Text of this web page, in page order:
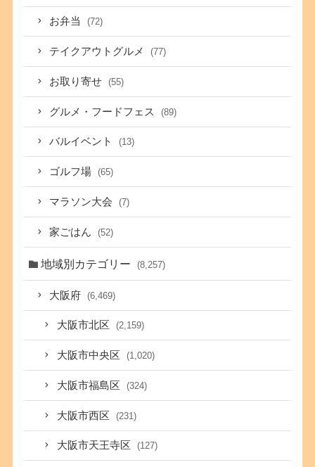
お弁当 (72)
テイクアウトグルメ (77)
お取り寄せ (55)
グルメ・フードフェス (89)
バルイベント (13)
ゴルフ場 (65)
マラソン大会 (7)
家ごはん (52)
地域別カテゴリー (8,257)
大阪府 (6,469)
大阪市北区 (2,159)
大阪市中央区 (1,020)
大阪市福島区 (324)
大阪市西区 (231)
大阪市天王寺区 (127)